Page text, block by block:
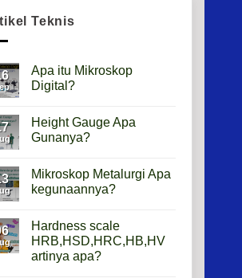
Teknis
Apa itu Mikroskop
Digital?
on
Apa
itu
Height Gauge Apa
Gunanya?
on
Height
Gauge
Mikroskop Metalurgi Apa
kegunaannya?
on
Mikroskop
Metalurgi
Apa
Hardness scale
HRB,HSD,HRC,HB,HV
artinya apa?